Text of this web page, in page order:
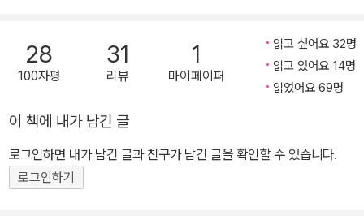
28
100자평
31
리뷰
1
마이페이퍼
읽고 싶어요 32명
읽고 있어요 14명
읽었어요 69명
이 책에 내가 남긴 글
로그인하면 내가 남긴 글과 친구가 남긴 글을 확인할 수 있습니다.
로그인하기